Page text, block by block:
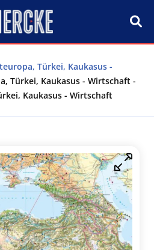
Türkei, Kaukasus -
Türkei, Kaukasus - Wirtschaft -
Kaukasus - Wirtschaft